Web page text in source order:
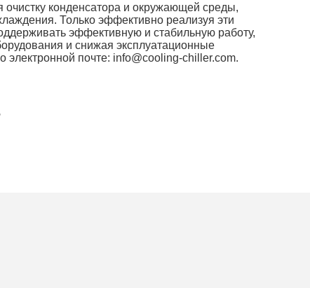
конденсатора и окружающей среды,
Только эффективно реализуя эти
эффективную и стабильную работу,
и снижая эксплуатационные
почте: info@cooling-chiller.com.